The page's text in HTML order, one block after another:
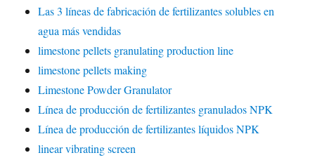
Las 3 líneas de fabricación de fertilizantes solubles en
agua más vendidas
limestone pellets granulating production line
limestone pellets making
Limestone Powder Granulator
Línea de producción de fertilizantes granulados NPK
Línea de producción de fertilizantes líquidos NPK
linear vibrating screen